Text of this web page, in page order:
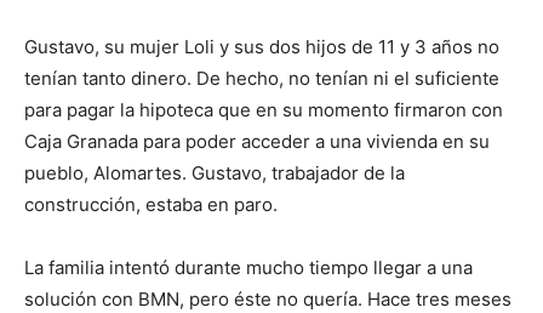
Gustavo, su mujer Loli y sus dos hijos de 11 y 3 años no
tenían tanto dinero. De hecho, no tenían ni el suficiente
para pagar la hipoteca que en su momento firmaron con
Caja Granada para poder acceder a una vivienda en su
pueblo, Alomartes. Gustavo, trabajador de la
construcción, estaba en paro.
La familia intentó durante mucho tiempo llegar a una
solución con BMN, pero éste no quería. Hace tres meses